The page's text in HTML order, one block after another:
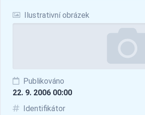
Ilustrativní obrázek
Publikováno
22. 9. 2006 00:00
Identifikátor